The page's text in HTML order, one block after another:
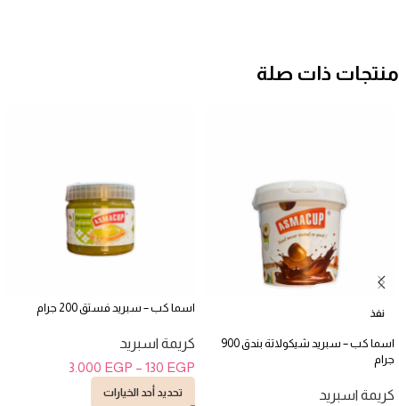
منتجات ذات صلة
نفذ
اسما كب – سبريد شيكولاتة بندق 900
جرام
كريمة اسبريد
اسما كب – سبريد فستق 200 جرام
كريمة اسبريد
130 EGP
–
3.000 EGP
تحديد أحد الخيارات